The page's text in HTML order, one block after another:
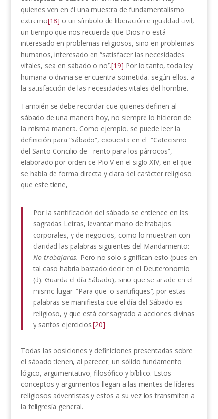
quienes ven en él una muestra de fundamentalismo
extremo[18] o un símbolo de liberación e igualdad civil,
un tiempo que nos recuerda que Dios no está
interesado en problemas religiosos, sino en problemas
humanos, interesado en “satisfacer las necesidades
vitales, sea en sábado o no”.[19] Por lo tanto, toda ley
humana o divina se encuentra sometida, según ellos, a
la satisfacción de las necesidades vitales del hombre.
También se debe recordar que quienes definen al
sábado de una manera hoy, no siempre lo hicieron de
la misma manera. Como ejemplo, se puede leer la
definición para “sábado”, expuesta en el “Catecismo
del Santo Concilio de Trento para los párrocos”,
elaborado por orden de Pío V en el siglo XIV, en el que
se habla de forma directa y clara del carácter religioso
que este tiene,
Por la santificación del sábado se entiende en las
sagradas Letras, levantar mano de trabajos
corporales, y de negocios, como lo muestran con
claridad las palabras siguientes del Mandamiento:
No trabajaras. Pero no solo significan esto (pues en
tal caso habría bastado decir en el Deuteronomio
(d): Guarda el día Sábado), sino que se añade en el
mismo lugar: “Para que lo santifiques”, por estas
palabras se manifiesta que el día del Sábado es
religioso, y que está consagrado a acciones divinas
y santos ejercicios.[20]
Todas las posiciones y definiciones presentadas sobre
el sábado tienen, al parecer, un sólido fundamento
lógico, argumentativo, filosófico y bíblico. Estos
conceptos y argumentos llegan a las mentes de líderes
religiosos adventistas y estos a su vez los transmiten a
la feligresía general.